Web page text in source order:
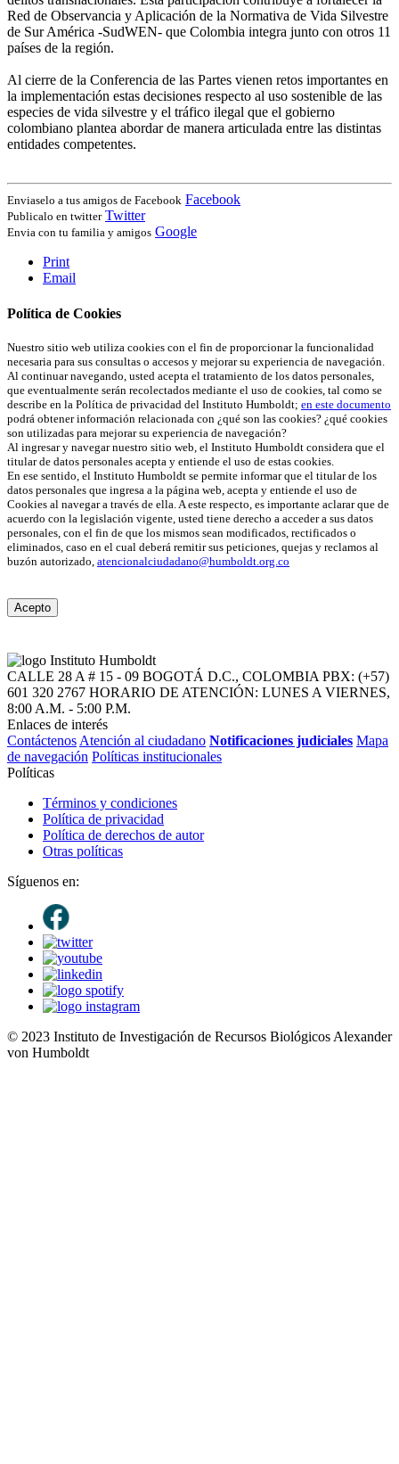
Red de Observancia y Aplicación de la Normativa de Vida Silvestre
de Sur América -SudWEN- que Colombia integra junto con otros 11
países de la región.
Al cierre de la Conferencia de las Partes vienen retos importantes en
la implementación estas decisiones respecto al uso sostenible de las
especies de vida silvestre y el tráfico ilegal que el gobierno
colombiano plantea abordar de manera articulada entre las distintas
entidades competentes.
Enviaselo a tus amigos de Facebook Facebook
Publicalo en twitter Twitter
Envia con tu familia y amigos Google
Print
Email
Política de Cookies
Nuestro sitio web utiliza cookies con el fin de proporcionar la funcionalidad
necesaria para sus consultas o accesos y mejorar su experiencia de navegación.
Al continuar navegando, usted acepta el tratamiento de los datos personales,
que eventualmente serán recolectados mediante el uso de cookies, tal como se
describe en la Política de privacidad del Instituto Humboldt; en este documento
podrá obtener información relacionada con ¿qué son las cookies? ¿qué cookies
son utilizadas para mejorar su experiencia de navegación?
Al ingresar y navegar nuestro sitio web, el Instituto Humboldt considera que el
titular de datos personales acepta y entiende el uso de estas cookies.
En ese sentido, el Instituto Humboldt se permite informar que el titular de los
datos personales que ingresa a la página web, acepta y entiende el uso de
Cookies al navegar a través de ella. A este respecto, es importante aclarar que de
acuerdo con la legislación vigente, usted tiene derecho a acceder a sus datos
personales, con el fin de que los mismos sean modificados, rectificados o
eliminados, caso en el cual deberá remitir sus peticiones, quejas y reclamos al
buzón autorizado, atencionalciudadano@humboldt.org.co
Acepto
CALLE 28 A # 15 - 09 BOGOTÁ D.C., COLOMBIA PBX: (+57)
601 320 2767 HORARIO DE ATENCIÓN: LUNES A VIERNES,
8:00 A.M. - 5:00 P.M.
Enlaces de interés
Contáctenos Atención al ciudadano Notificaciones judiciales Mapa
de navegación Políticas institucionales
Políticas
Términos y condiciones
Política de privacidad
Política de derechos de autor
Otras políticas
Síguenos en:
© 2023 Instituto de Investigación de Recursos Biológicos Alexander
von Humboldt